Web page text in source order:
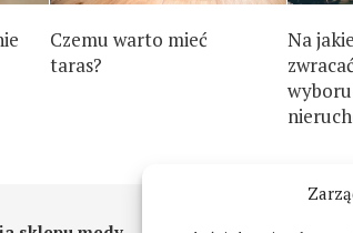
Czemu warto mieć
taras?
Na